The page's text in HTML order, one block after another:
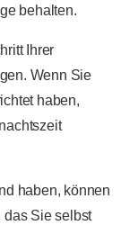
behalten.
Ihrer
Wenn Sie
haben,
haben, können
das Sie selbst